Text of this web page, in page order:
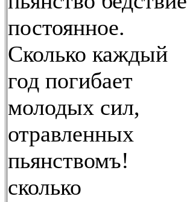
постоянное.
Сколько каждый
год погибает
молодых сил,
отравленных
пьянствомъ!
сколько